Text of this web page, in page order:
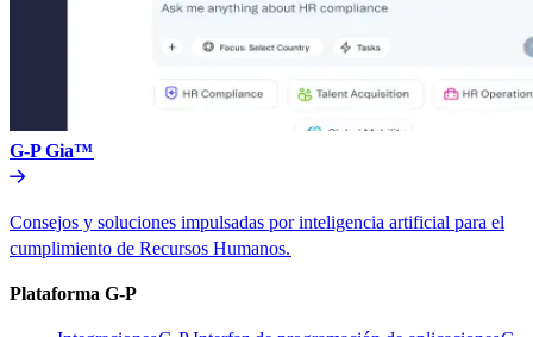
G-P Gia™​​
Consejos y soluciones impulsadas por inteligencia artificial para el
cumplimiento de Recursos Humanos.​​
Plataforma G-P​​